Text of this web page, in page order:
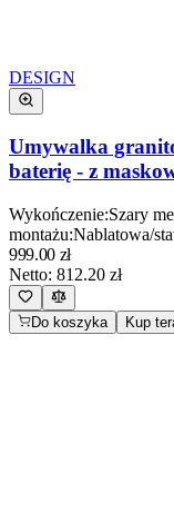
DESIGN
Umywalka
baterię - z
Wykończenie:Szary
montażu:Nablatowa/
999.00 zł
Netto: 812.20 zł
Do koszyka Kup